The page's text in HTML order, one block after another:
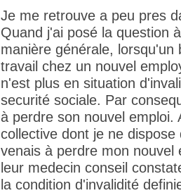
Je me retrouve a peu pres
Quand j'ai posé la question
manière générale,
travail chez un nouvel
n'est plus en situation
securité sociale. Par
à perdre son nouvel
collective dont je ne
venais à perdre mon
leur medecin conseil
la condition d'invalidité